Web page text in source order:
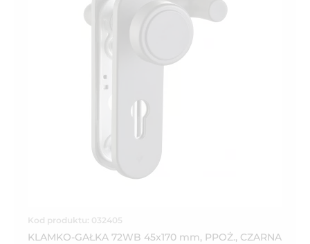
Kod produktu: 032405
KLAMKO-GAŁKA 72WB 45x170 mm, PPOŻ., CZARNA